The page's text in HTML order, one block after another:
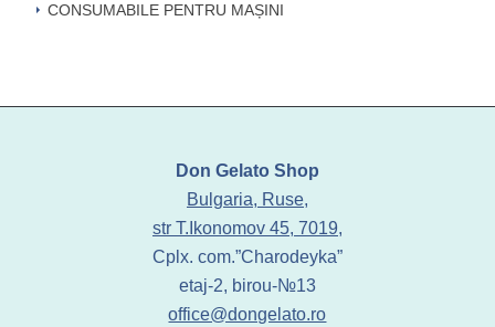
CONSUMABILE PENTRU MAȘINI
Don Gelato Shop
Bulgaria, Ruse,
str T.Ikonomov 45, 7019,
Cplx. com.”Charodeyka”
etaj-2, birou-№13
office@dongelato.ro